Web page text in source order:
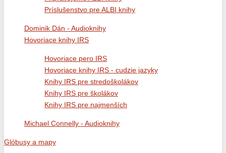
Príslušenstvo pre ALBI knihy
Dominik Dán - Audioknihy
Hovoriace knihy IRS
Hovoriace pero IRS
Hovoriace knihy IRS - cudzie jazyky
Knihy IRS pre stredoškolákov
Knihy IRS pre školákov
Knihy IRS pre najmenších
Michael Connelly - Audioknihy
Glóbusy a mapy